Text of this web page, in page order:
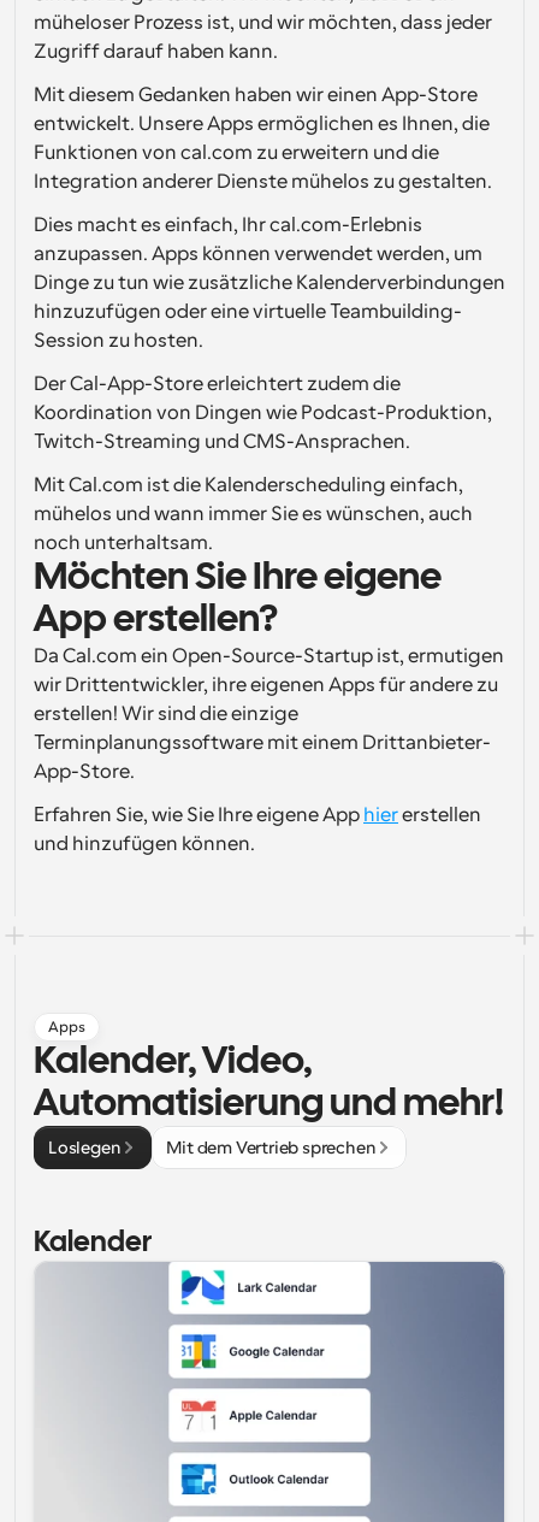
Supercharged Planung mit KI-gestützten Anrufen
Automatisieren Sie die Planung und Erinnerungen
Blog
Bleiben Sie auf dem Laufenden über die neuesten
Nachrichten und Updates.
Treffen Sie sich in wenigen Minuten mit Kunden
Nahtlos Meetings mit mehreren Personen buchen
Webhooks
Erhalten Sie eine Benachrichtigung, wenn etwas
passiert
müheloser Prozess ist, und wir möchten, dass jeder
Zugriff darauf haben kann.
Mit diesem Gedanken haben wir einen App-Store
entwickelt. Unsere Apps ermöglichen es Ihnen, die
Funktionen von cal.com zu erweitern und die
Integration anderer Dienste mühelos zu gestalten.
Dies macht es einfach, Ihr cal.com-Erlebnis
anzupassen. Apps können verwendet werden, um
Dinge zu tun wie zusätzliche Kalenderverbindungen
hinzuzufügen oder eine virtuelle Teambuilding-
Session zu hosten.
Der Cal-App-Store erleichtert zudem die
Koordination von Dingen wie Podcast-Produktion,
Twitch-Streaming und CMS-Ansprachen.
Mit Cal.com ist die Kalenderscheduling einfach,
mühelos und wann immer Sie es wünschen, auch
noch unterhaltsam.
Möchten Sie Ihre eigene
App erstellen?
Da Cal.com ein Open-Source-Startup ist, ermutigen
wir Drittentwickler, ihre eigenen Apps für andere zu
erstellen! Wir sind die einzige
Terminplanungssoftware mit einem Drittanbieter-
App-Store.
Erfahren Sie, wie Sie Ihre eigene App hier erstellen
und hinzufügen können.
Apps
Kalender, Video,
Automatisierung und mehr!
Loslegen Mit dem Vertrieb sprechen
Kalender